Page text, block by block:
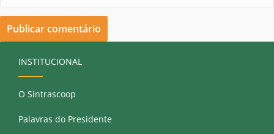
INSTITUCIONAL
O Sintrascoop
Palavras do Presidente